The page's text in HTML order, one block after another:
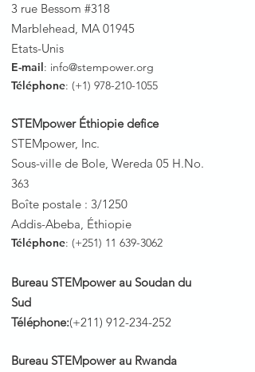
3 rue Bessom #318
Marblehead, MA 01945
Etats-Unis
E-mail: info@stempower.org
Téléphone: (+1) 978-210-1055
STEMpower Éthiopie defice
STEMpower, Inc.
Sous-ville de Bole, Wereda 05 H.No.
363
Boîte postale : 3/1250
Addis-Abeba, Éthiopie
Téléphone: (+251) 11 639-3062
Bureau STEMpower au Soudan du
Sud
Téléphone:(+211) 912-234-252
Bureau STEMpower au Rwanda